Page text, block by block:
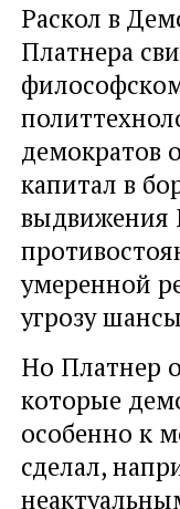
Раскол в
Платнера
демократов
капитал в
выдвижения
умеренной
угрозу
Но Платнер
которые
особенно к
сделал,